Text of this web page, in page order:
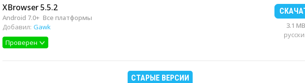
XBrowser 5.5.2
Android 7.0+ Все платформы
Добавил: Gawk
Проверен
3.1 MB
СТАРЫЕ ВЕРСИИ